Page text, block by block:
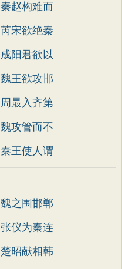
秦赵构难而
芮宋欲绝秦
成阳君欲以
魏王欲攻邯
周最入齐第
魏攻管而不
秦王使人谓
魏之围邯郸
张仪为秦连
楚昭献相韩